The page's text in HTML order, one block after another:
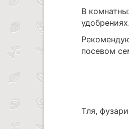
В
удобрениях.
посевом
Тля,